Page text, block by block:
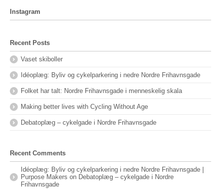
Instagram
Recent Posts
Vaset skiboller
Idéoplæg: Byliv og cykelparkering i nedre Nordre Frihavnsgade
Folket har talt: Nordre Frihavnsgade i menneskelig skala
Making better lives with Cycling Without Age
Debatoplæg – cykelgade i Nordre Frihavnsgade
Recent Comments
Idéoplæg: Byliv og cykelparkering i nedre Nordre Frihavnsgade |
Purpose Makers on Debatoplæg – cykelgade i Nordre
Frihavnsgade